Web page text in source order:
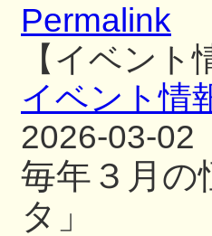
Permalink
【イベン
イベント情
2026-03-02
毎年３月の
タ」